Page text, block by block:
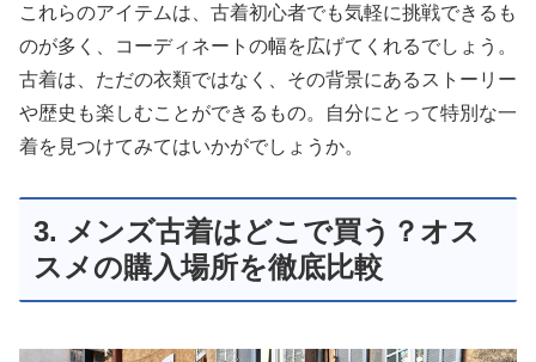
これらのアイテムは、古着初心者でも気軽に挑戦できるも
のが多く、コーディネートの幅を広げてくれるでしょう。
古着は、ただの衣類ではなく、その背景にあるストーリー
や歴史も楽しむことができるもの。自分にとって特別な一
着を見つけてみてはいかがでしょうか。
3. メンズ古着はどこで買う？オス
スメの購入場所を徹底比較